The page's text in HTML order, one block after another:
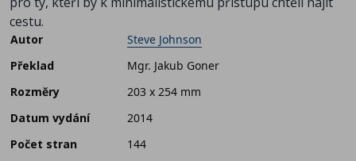
cestu.
Autor
Steve Johnson
Překlad
Mgr. Jakub Goner
Rozměry
203 x 254 mm
Datum vydání
2014
Počet stran
144